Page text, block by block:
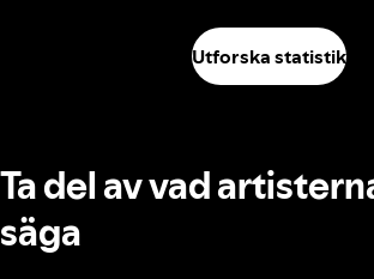
Utforska statistik
Ta del av vad
säga